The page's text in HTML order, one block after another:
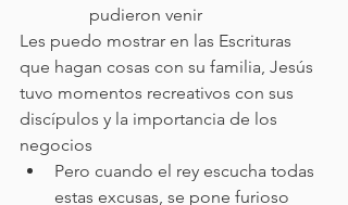
pudieron venir
Les puedo mostrar en las Escrituras
que hagan cosas con su familia, Jesús
tuvo momentos recreativos con sus
discípulos y la importancia de los
negocios
Pero cuando el rey escucha todas
estas excusas, se pone furioso